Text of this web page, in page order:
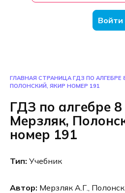
Войти
ГЛАВНАЯ СТРАНИЦА ГДЗ ПО АЛГЕБРЕ
ПОЛОНСКИЙ, ЯКИР НОМЕР 191
ГДЗ по алгебре 8
Мерзляк,
номер 191
Тип: Учебник
Автор: Мерзляк А.Г.,